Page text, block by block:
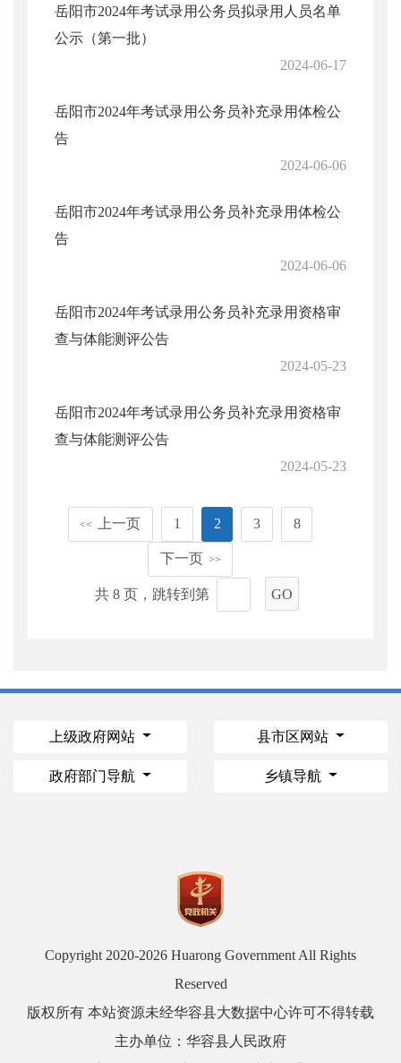
岳阳市2024年考试录用公务员拟录用人员名单
公示（第一批）
2024-06-17
岳阳市2024年考试录用公务员补充录用体检公
告
2024-06-06
岳阳市2024年考试录用公务员补充录用体检公
告
2024-06-06
岳阳市2024年考试录用公务员补充录用资格审
查与体能测评公告
2024-05-23
岳阳市2024年考试录用公务员补充录用资格审
查与体能测评公告
2024-05-23
<< 上一页 1 2 3 8
下一页 >>
共 8 页，跳转到第 GO
上级政府网站 县市区网站
政府部门导航 乡镇导航
Copyright 2020-2026 Huarong Government All Rights
Reserved
版权所有 本站资源未经华容县大数据中心许可不得转载
主办单位：华容县人民政府